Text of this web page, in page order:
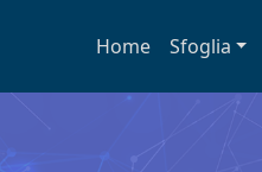
Home Sfoglia